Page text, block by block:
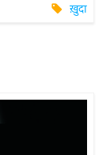
ख़ुदा